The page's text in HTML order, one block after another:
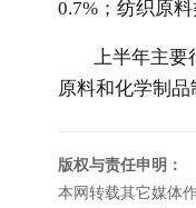
0.7% ；纺织原
上半年主要
原料和化学制
版权与责任申明：
本网转载其它媒体